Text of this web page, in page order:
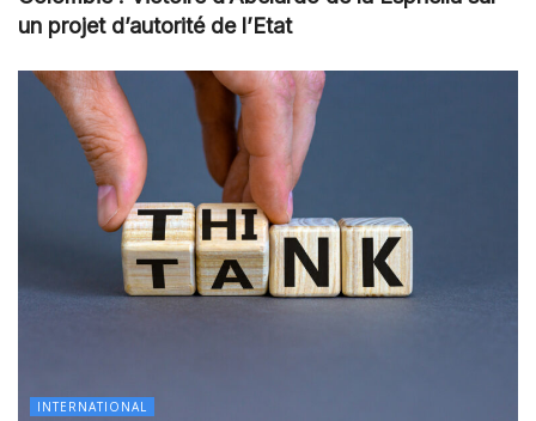
un projet d’autorité de l’Etat
INTERNATIONAL